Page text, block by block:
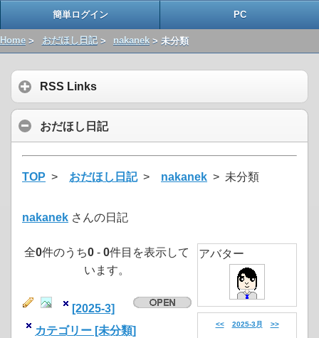
簡単ログイン PC
Home > おだほし日記> nakanek > 未分類
RSS Links
おだほし日記
TOP > おだほし日記> nakanek > 未分類
nakanek さんの日記
全0件のうち0 - 0件目を表示して
います。
[2025-3]
カテゴリー [未分類]
アバター
<< 2025-3月 >>